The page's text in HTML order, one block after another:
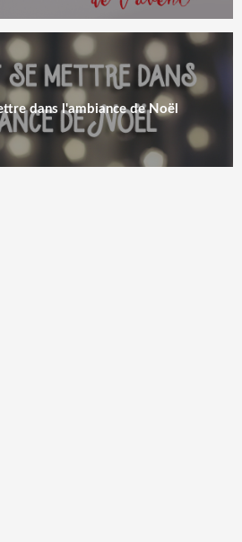
dans l'ambiance de Noël